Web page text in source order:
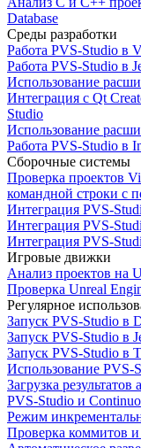
Database
Среды разработки
Работа PVS-Studio в
Работа PVS-Studio в
Использование
Интеграция с Qt
Studio
Использование
Работа PVS-Studio в
Сборочные системы
Проверка проектов
командной строки с
Интеграция PVS-
Интеграция PVS-
Интеграция PVS-
Игровые движки
Анализ проектов на
Проверка Unreal
Регулярное
Запуск PVS-Studio в
Запуск PVS-Studio в
Запуск PVS-Studio в
Использование PVS-
Загрузка результатов
PVS-Studio и
Режим
Проверка коммитов и